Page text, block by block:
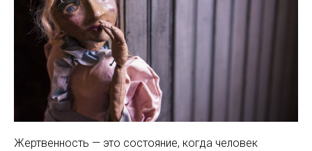
Жертвенность — это состояние, когда человек